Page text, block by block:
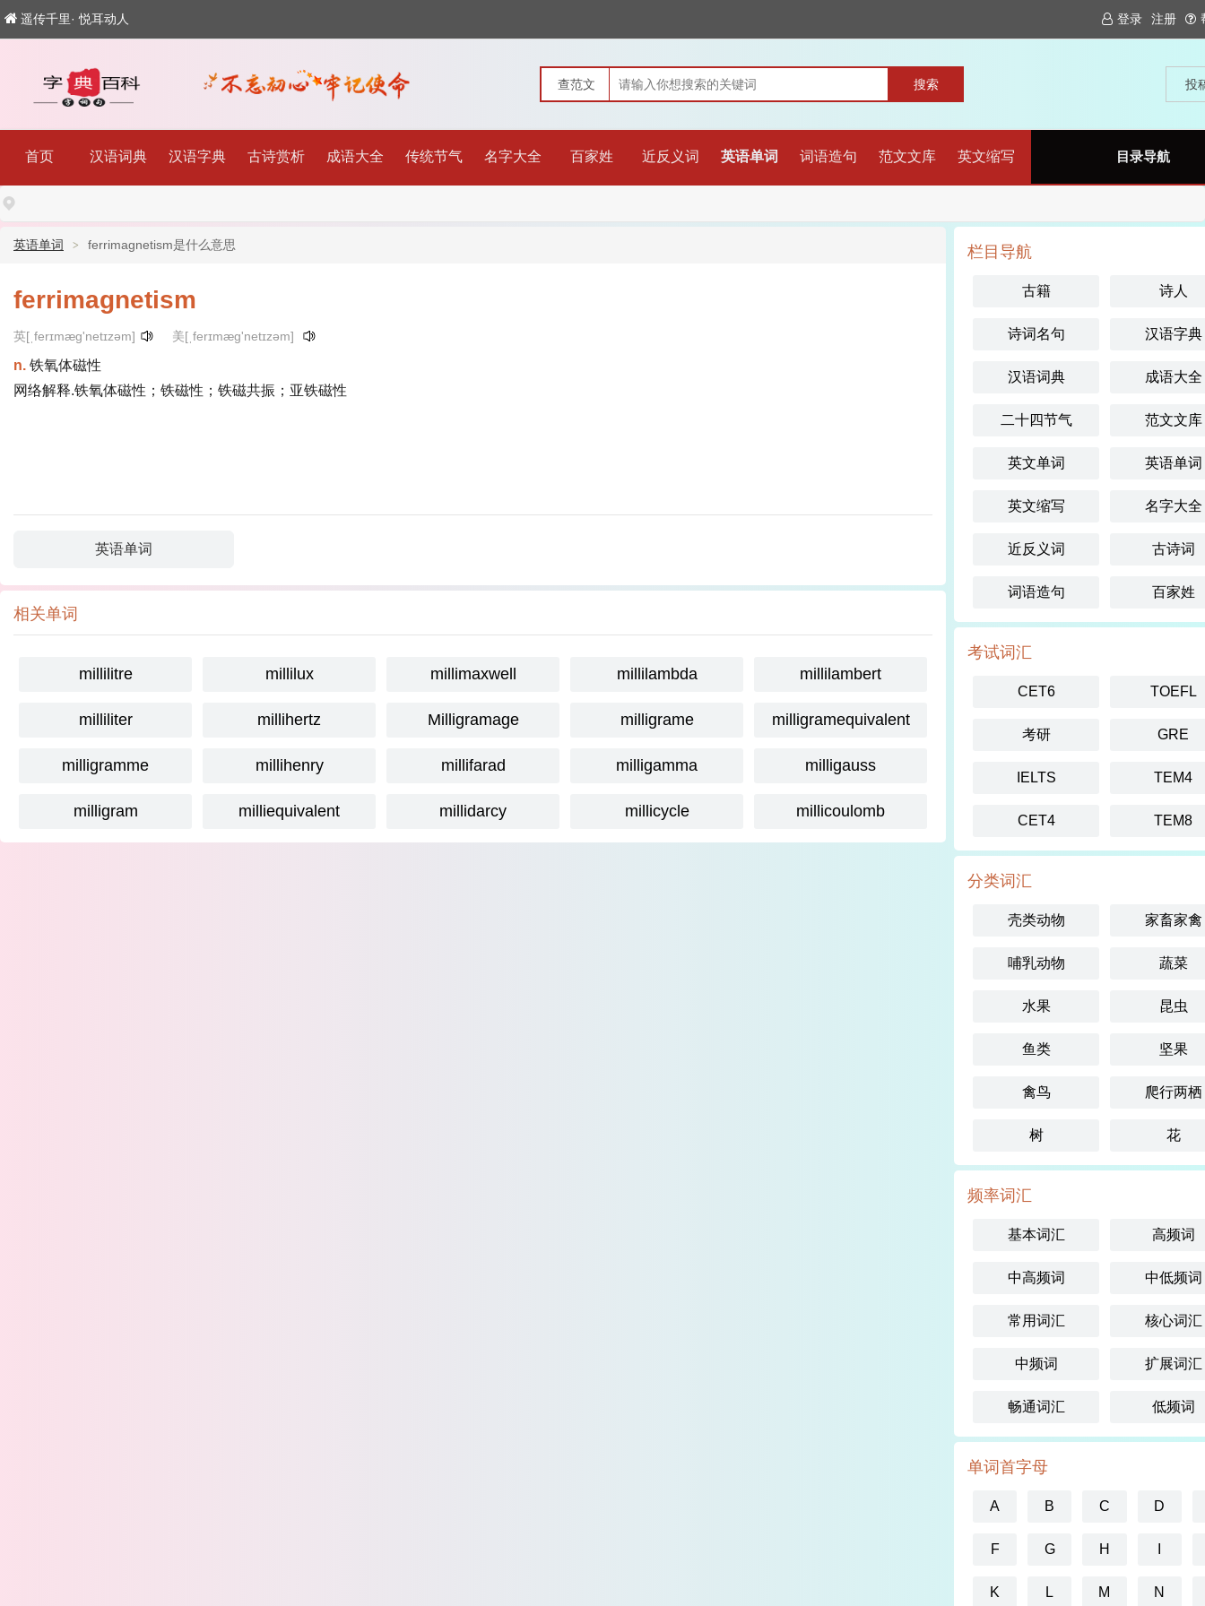
遥传千里· 悦耳动人 登录 注册
投
目录导航
首页 汉语词典 汉语字典 古诗赏析 成语大全 传统节气 名字大全 百家姓 近反义词 英语单词 词语造句 范文文库 英文缩写
英语单词 ferrimagnetism是什么意思
ferrimagnetism
英[ˌferɪmæg'netɪzəm] 美[ˌferɪmæg'netɪzəm]
n. 铁氧体磁性
网络解释.铁氧体磁性；铁磁性；铁磁共振；亚铁磁性
英语单词
相关单词
millilitre millilux millimaxwell millilambda millilambert
milliliter millihertz Milligramage milligrame milligramequivalent
milligramme millihenry millifarad milligamma milligauss
milligram milliequivalent millidarcy millicycle millicoulomb
栏目导航
古籍 诗人
诗词名句 汉语字典
汉语词典 成语大全
二十四节气 范文文库
英文单词 英语单词
英文缩写 名字大全
近反义词 古诗词
词语造句 百家姓
考试词汇
CET6 TOEFL
考研 GRE
IELTS TEM4
CET4 TEM8
分类词汇
壳类动物 家畜家禽
哺乳动物 蔬菜
水果 昆虫
鱼类 坚果
禽鸟 爬行两栖
树 花
频率词汇
基本词汇 高频词
中高频词 中低频词
常用词汇 核心词汇
中频词 扩展词汇
畅通词汇 低频词
单词首字母
A B C D
F G H
K L M N